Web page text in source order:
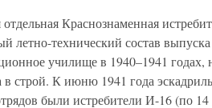
Краснознаменная
летно-технический состав
училище в 1940–1941 годах,
строй. К июню 1941 года
были истребители И-16 (по 14